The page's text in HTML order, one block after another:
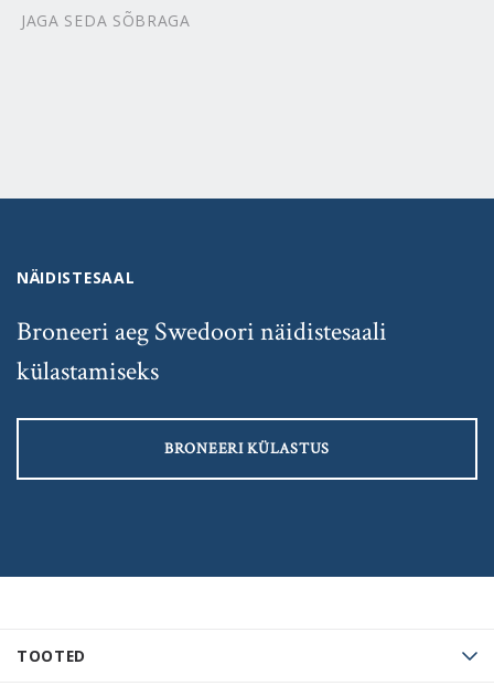
JAGA SEDA SÕBRAGA
TOOTED
NÄIDISTESAAL
Broneeri aeg Swedoori näidistesaali
külastamiseks
BRONEERI KÜLASTUS